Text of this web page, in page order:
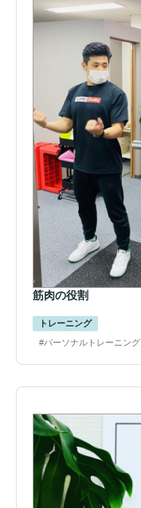
筋肉の役割
トレーニング
#パーソナルトレーニング